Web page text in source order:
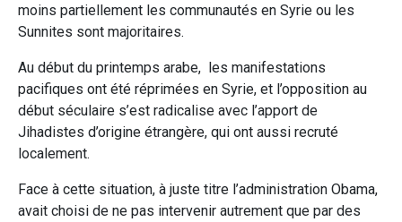
moins partiellement les communautés en Syrie ou les
Sunnites sont majoritaires.
Au début du printemps arabe, les manifestations
pacifiques ont été réprimées en Syrie, et l’opposition au
début séculaire s’est radicalise avec l’apport de
Jihadistes d’origine étrangère, qui ont aussi recruté
localement.
Face à cette situation, à juste titre l’administration Obama,
avait choisi de ne pas intervenir autrement que par des